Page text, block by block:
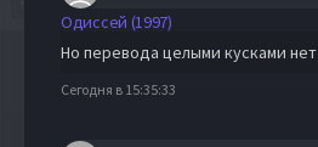
Одиссей (1997)
Но перевода целыми кусками нет
Сегодня в 15:35:33